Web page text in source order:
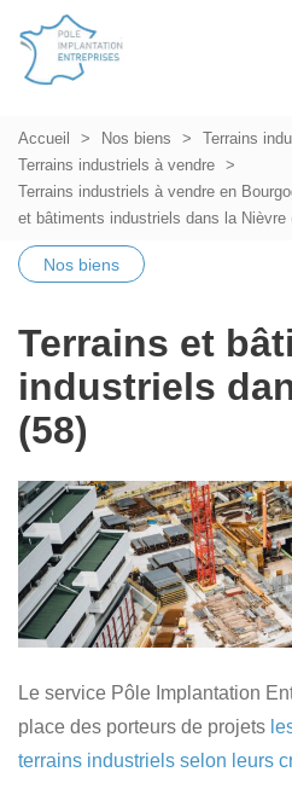
Accueil Nos biens
Terrains
Terrains industriels à vendre
Terrains industriels à vendre en
et bâtiments industriels dans la Nièvre
Nos biens
Terrains et
industriels
(58)
Le service Pôle Implantation
place des porteurs de projets
terrains industriels selon leurs